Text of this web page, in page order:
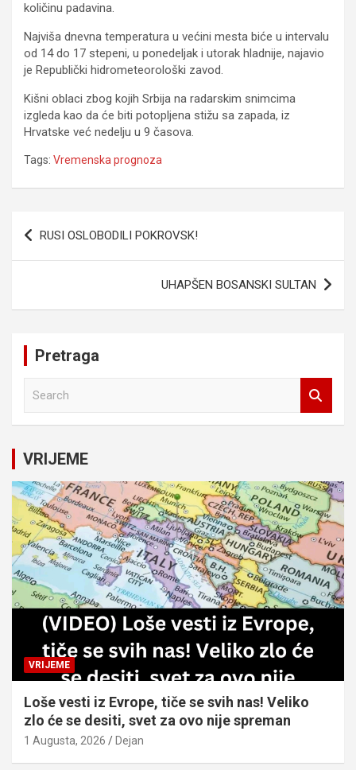
količinu padavina.
Najviša dnevna temperatura u većini mesta biće u intervalu
od 14 do 17 stepeni, u ponedeljak i utorak hladnije, najavio
je Republički hidrometeorološki zavod.
Kišni oblaci zbog kojih Srbija na radarskim snimcima
izgleda kao da će biti potopljena stižu sa zapada, iz
Hrvatske već nedelju u 9 časova.
Tags: Vremenska prognoza
Navigacija
članaka
RUSI OSLOBODILI POKROVSK!
UHAPŠEN BOSANSKI SULTAN
Pretraga
c
h
VRIJEME
VRIJEME
Loše vesti iz Evrope, tiče se svih nas! Veliko
zlo će se desiti, svet za ovo nije spreman
1 Augusta, 2026 Dejan